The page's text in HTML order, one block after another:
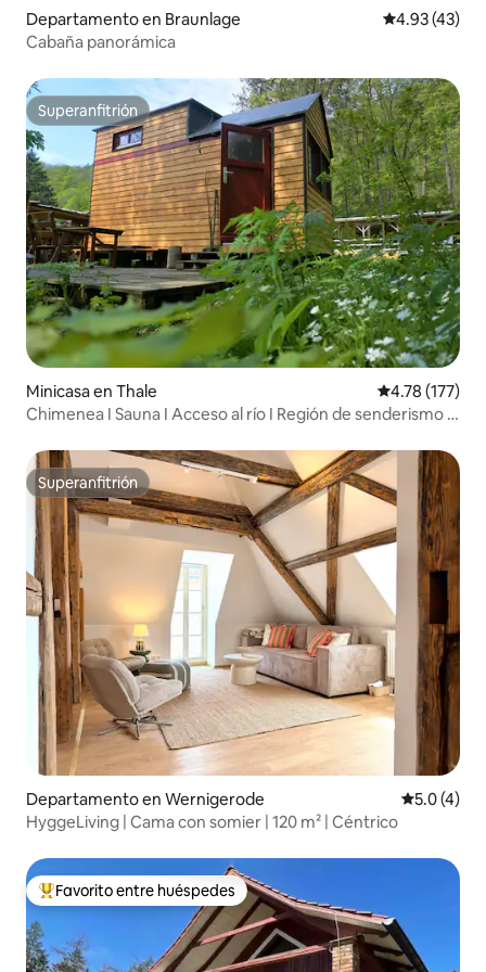
Departamento en Braunlage Calificación
4.93 (43)
Cabaña panorámica
Superanfitrión
Superanfitrión
Minicasa en Thale Calificación
4.78 (177)
Chimenea I Sauna I Acceso al río I Región de senderismo I
Superanfitrión
Superanfitrión
Departamento en Wernigerode
5.0 (4)
HyggeLiving | Cama con somier | 120 m² | Céntrico
De los mejores en Favorito entre huéspedes
Favorito entre huéspedes